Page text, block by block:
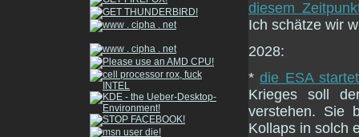
diesem
Ich schätze wir
2028:
*die ESA
Krieges soll
verstehen. Sie
Kollaps in solch